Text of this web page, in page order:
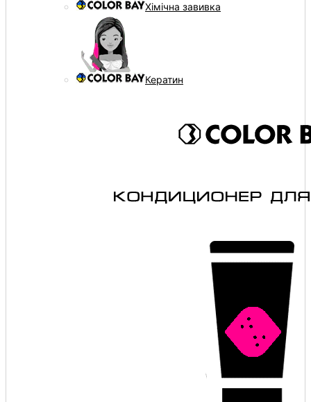
Хімічна завивка
Кератин